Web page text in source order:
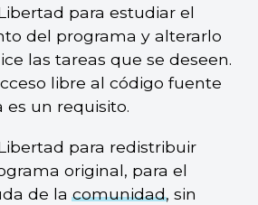
para estudiar el
del programa y alterarlo
las tareas que se deseen.
libre al código fuente
un requisito.
para redistribuir
original, para el
de lacomunidad, sin